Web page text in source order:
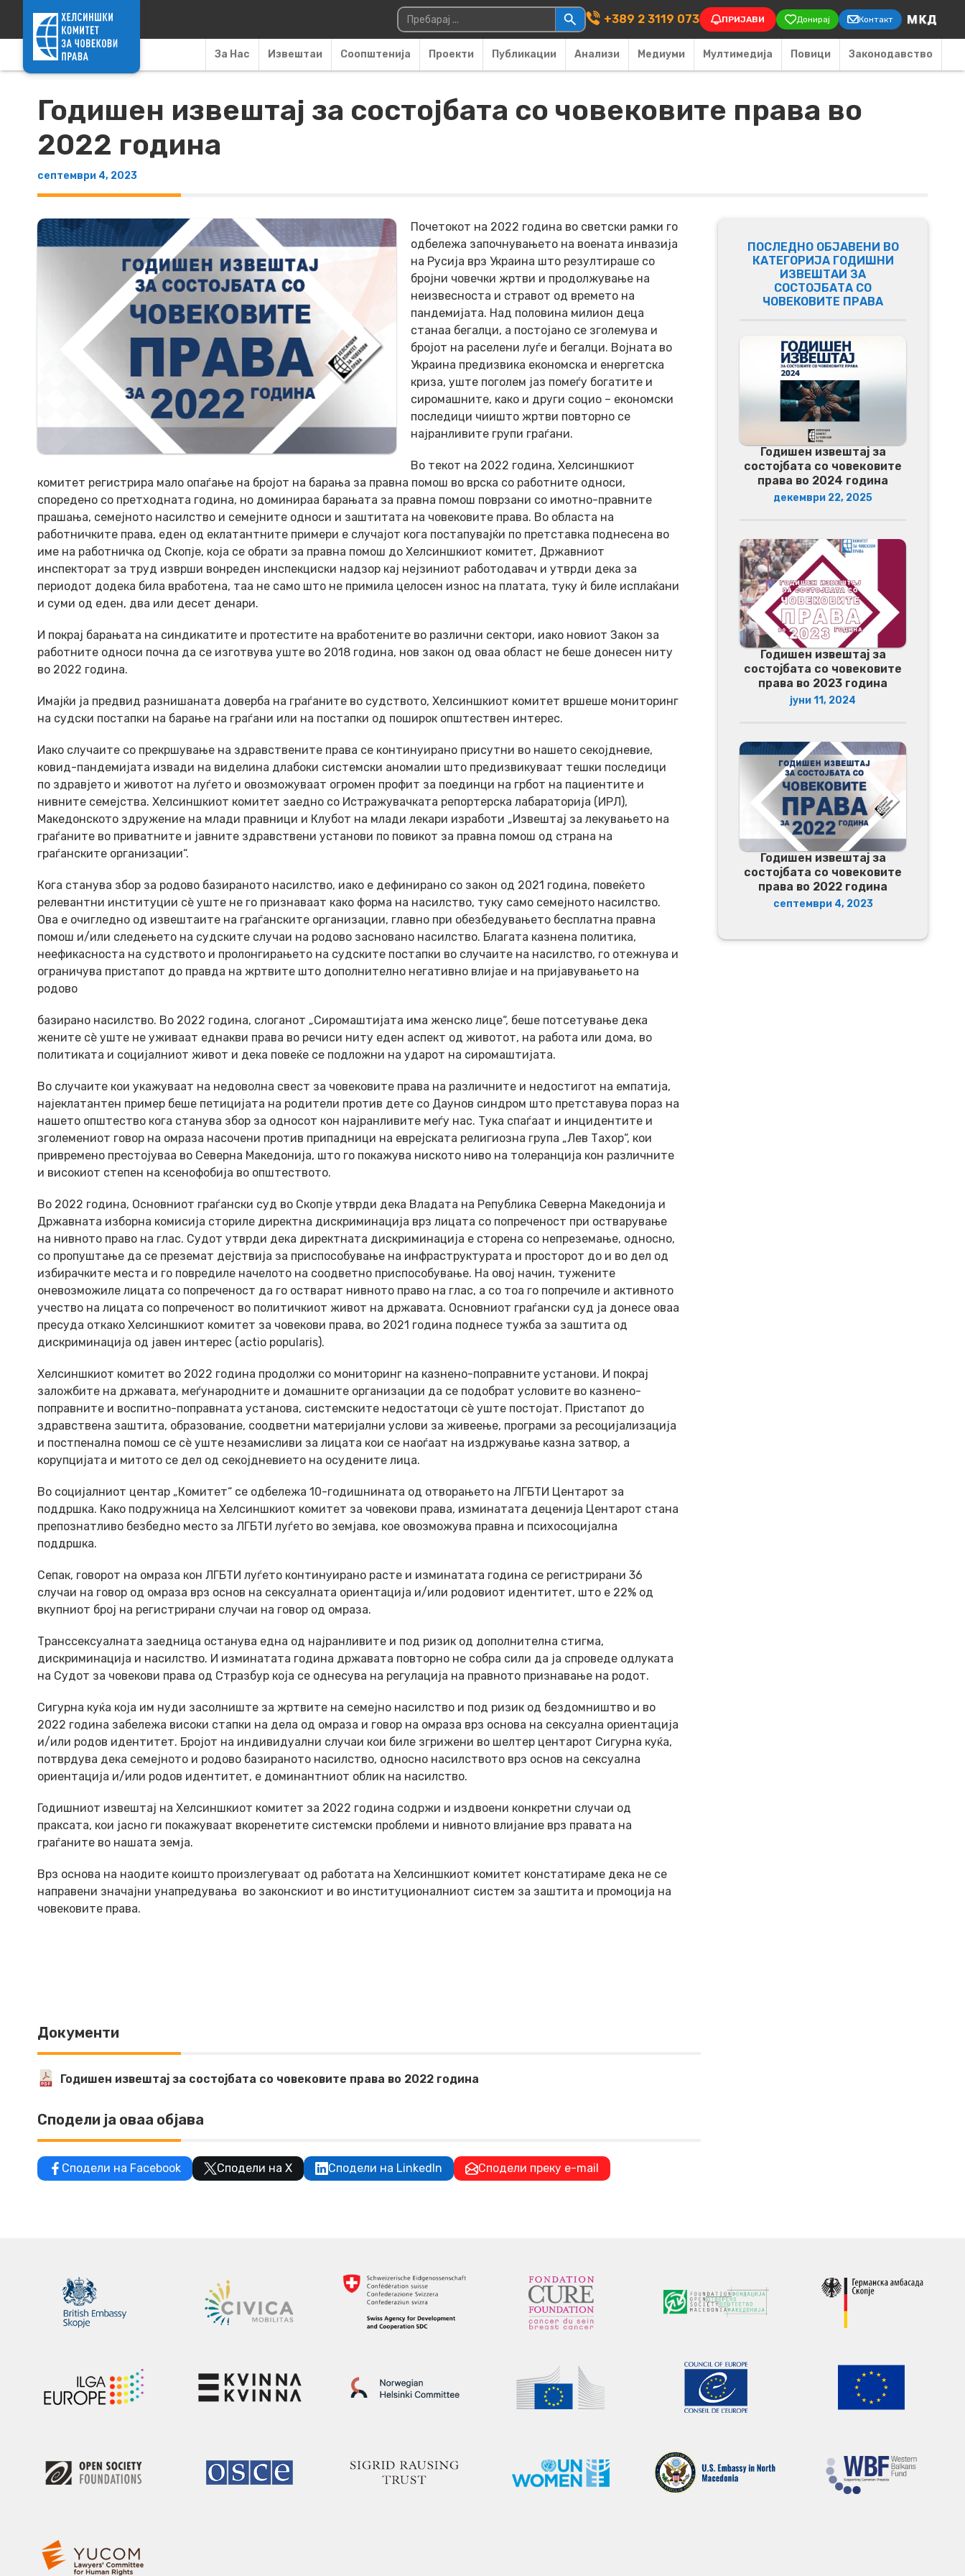
Main Navigation
Пребарувај за: +389 2 3119 073 ПРИЈАВИ Донирај Контакт
За Нас Извештаи Соопштенија Проекти Публикации Анализи Медиуми Мултимедија Повици Законодавство
Годишен извештај за состојбата со човековите права во
2022 година
септември 4, 2023
Почетокот на 2022 година во светски рамки го
одбележа започнувањето на воената инвазија
на Русија врз Украина што резултираше со
бројни човечки жртви и продолжување на
неизвесноста и стравот од времето на
пандемијата. Над половина милион деца
станаа бегалци, а постојано се зголемува и
бројот на раселени луѓе и бегалци. Војната во
Украина предизвика економска и енергетска
криза, уште поголем јаз помеѓу богатите и
сиромашните, како и други социо – економски
последици чиишто жртви повторно се
најранливите групи граѓани.
Во текот на 2022 година, Хелсиншкиот
комитет регистрира мало опаѓање на бројот на барања за правна помош во врска со работните односи,
споредено со претходната година, но доминираа барањата за правна помош поврзани со имотно-правните
прашања, семејното насилство и семејните односи и заштитата на човековите права. Во областа на
работничките права, еден од еклатантните примери е случајот кога постапувајќи по претставка поднесена во
име на работничка од Скопје, која се обрати за правна помош до Хелсиншкиот комитет, Државниот
инспекторат за труд изврши вонреден инспекциски надзор кај нејзиниот работодавач и утврди дека за
периодот додека била вработена, таа не само што не примила целосен износ на платата, туку ѝ биле исплаќани
и суми од еден, два или десет денари.
И покрај барањата на синдикатите и протестите на вработените во различни сектори, иако новиот Закон за
работните односи почна да се изготвува уште во 2018 година, нов закон од оваа област не беше донесен ниту
во 2022 година.
Имајќи ја предвид разнишаната доверба на граѓаните во судството, Хелсиншкиот комитет вршеше мониторинг
на судски постапки на барање на граѓани или на постапки од поширок општествен интерес.
Иако случаите со прекршување на здравствените права се континуирано присутни во нашето секојдневие,
ковид-пандемијата извади на виделина длабоки системски аномалии што предизвикуваат тешки последици
по здравјето и животот на луѓето и овозможуваат огромен профит за поединци на грбот на пациентите и
нивните семејства. Хелсиншкиот комитет заедно со Истражувачката репортерска лабараторија (ИРЛ),
Македонското здружение на млади правници и Клубот на млади лекари изработи „Извештај за лекувањето на
граѓаните во приватните и јавните здравствени установи по повикот за правна помош од страна на
граѓанските организации“.
Кога станува збор за родово базираното насилство, иако е дефинирано со закон од 2021 година, повеќето
релевантни институции сè уште не го признаваат како форма на насилство, туку само семејното насилство.
Ова е очигледно од извештаите на граѓанските организации, главно при обезбедувањето бесплатна правна
помош и/или следењето на судските случаи на родово засновано насилство. Благата казнена политика,
неефикасноста на судството и пролонгирањето на судските постапки во случаите на насилство, го отежнува и
ограничува пристапот до правда на жртвите што дополнително негативно влијае и на пријавувањето на
родово
базирано насилство. Во 2022 година, слоганот „Сиромаштијата има женско лице“, беше потсетување дека
жените сѐ уште не уживаат еднакви права во речиси ниту еден аспект од животот, на работа или дома, во
политиката и социјалниот живот и дека повеќе се подложни на ударот на сиромаштијата.
Во случаите кои укажуваат на недоволна свест за човековите права на различните и недостигот на емпатија,
најеклатантен пример беше петицијата на родители против дете со Даунов синдром што претставува пораз на
нашето општество кога станува збор за односот кон најранливите меѓу нас. Тука спаѓаат и инцидентите и
зголемениот говор на омраза насочени против припадници на еврејската религиозна група „Лев Тахор“, кои
привремено престојуваа во Северна Македонија, што го покажува ниското ниво на толеранција кон различните
и високиот степен на ксенофобија во општеството.
Во 2022 година, Основниот граѓански суд во Скопје утврди дека Владата на Република Северна Македонија и
Државната изборна комисија сториле директна дискриминација врз лицата со попреченост при остварување
на нивното право на глас. Судот утврди дека директната дискриминација е сторена со непреземање, односно,
со пропуштање да се преземат дејствија за приспособување на инфраструктурата и просторот до и во дел од
избирачките места и го повредиле начелото на соодветно приспособување. На овој начин, тужените
оневозможиле лицата со попреченост да го остварат нивното право на глас, а со тоа го попречиле и активното
учество на лицата со попреченост во политичкиот живот на државата. Основниот граѓански суд ја донесе оваа
пресуда откако Хелсиншкиот комитет за човекови права, во 2021 година поднесе тужба за заштита од
дискриминација од јавен интерес (actio popularis).
Хелсиншкиот комитет во 2022 година продолжи со мониторинг на казнено-поправните установи. И покрај
заложбите на државата, меѓународните и домашните организации да се подобрат условите во казнено-
поправните и воспитно-поправната установа, системските недостатоци сè уште постојат. Пристапот до
здравствена заштита, образование, соодветни материјални услови за живеење, програми за ресоцијализација
и постпенална помош се сè уште незамисливи за лицата кои се наоѓаат на издржување казна затвор, а
корупцијата и митото се дел од секојдневието на осудените лица.
Во социјалниот центар „Комитет“ се одбележа 10-годишнината од отворањето на ЛГБТИ Центарот за
поддршка. Како подружница на Хелсиншкиот комитет за човекови права, изминатата деценија Центарот стана
препознатливо безбедно место за ЛГБТИ луѓето во земјава, кое овозможува правна и психосоцијална
поддршка.
Сепак, говорот на омраза кон ЛГБТИ луѓето континуирано расте и изминатата година се регистрирани 36
случаи на говор од омраза врз основ на сексуалната ориентација и/или родовиот идентитет, што е 22% од
вкупниот број на регистрирани случаи на говор од омраза.
Транссексуалната заедница останува една од најранливите и под ризик од дополнителна стигма,
дискриминација и насилство. И изминатата година државата повторно не собра сили да ја спроведе одлуката
на Судот за човекови права од Стразбур која се однесува на регулација на правното признавање на родот.
Сигурна куќа која им нуди засолниште за жртвите на семејно насилство и под ризик од бездомништво и во
2022 година забележа високи стапки на дела од омраза и говор на омраза врз основа на сексуална ориентација
и/или родов идентитет. Бројот на индивидуални случаи кои биле згрижени во шелтер центарот Сигурна куќа,
потврдува дека семејното и родово базираното насилство, односно насилството врз основ на сексуална
ориентација и/или родов идентитет, е доминантниот облик на насилство.
Годишниот извештај на Хелсиншкиот комитет за 2022 година содржи и издвоени конкретни случаи од
праксата, кои јасно ги покажуваат вкоренетите системски проблеми и нивното влијание врз правата на
граѓаните во нашата земја.
Врз основа на наодите коишто произлегуваат од работaта на Хелсиншкиот комитет констатираме дека не се
направени значајни унапредувања во законскиот и во институционалниот систем за заштита и промоција на
човековите права.
Документи
Годишен извештај за состојбата со човековите права во 2022 година
Сподели ја оваа објава
Сподели на Facebook Сподели на X Сподели на LinkedIn Сподели преку e-mail
ПОСЛЕДНО ОБЈАВЕНИ ВО
КАТЕГОРИЈА ГОДИШНИ
ИЗВЕШТАИ ЗА
СОСТОЈБАТА СО
ЧОВЕКОВИТЕ ПРАВА
Годишен извештај за
состојбата со човековите
права во 2024 година
декември 22, 2025
Годишен извештај за
состојбата со човековите
права во 2023 година
јуни 11, 2024
Годишен извештај за
состојбата со човековите
права во 2022 година
септември 4, 2023